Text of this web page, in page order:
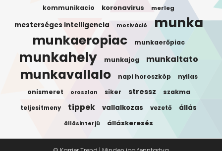
kommunikacio koronavirus merleg
mesterséges intelligencia motiváció munka
munkaeropiac munkaerőpiac
munkahely munkajog munkaltato
munkavallalo napi horoszkóp nyilas
onismeret oroszlan siker stressz szakma
teljesitmeny tippek vallalkozas vezető állás
állásinterjú álláskeresés